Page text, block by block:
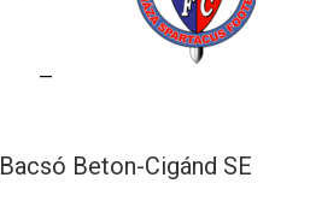
—
Bacsó Beton-Cigánd SE